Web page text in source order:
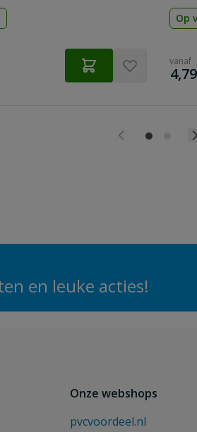
Op
vanaf
€
4,79
en leuke acties!
Onze webshops
pvcvoordeel.nl